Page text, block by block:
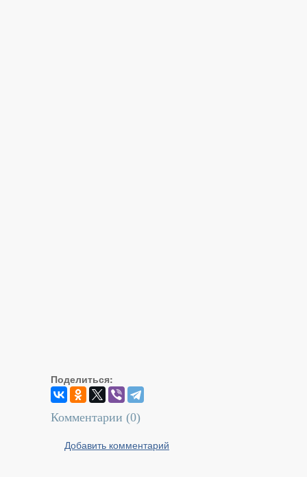
Поделиться:
Комментарии (0)
Добавить комментарий